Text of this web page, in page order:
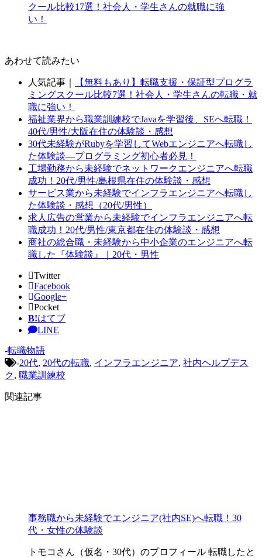
クール比較17選！社会人・学生さんの就職に強
い！
あわせて読みたい
人気記事｜
【無料もあり】転職支援・保証型プログラ
ミングスクール比較7選！社会人・学生さんの転職・就
職に強い！
福祉業界から職業訓練校でJavaを学習後、SEへ転職！
40代/男性/大阪在住の体験談・感想
30代未経験がRubyを学習してWebエンジニアへ転職し
た体験談―プログラミング初心者必見！
工場勤務から未経験でネットワークエンジニアへ転職
成功！20代/男性/島根県在住の体験談・感想
サービス業から未経験でインフラエンジニアへ転職し
た体験談・感想（20代/男性）
求人広告の営業から未経験でインフラエンジニアへ転
職成功！20代/男性/東京都在住の体験談・感想
商社の総合職・未経験から中小企業のエンジニアへ転
職した『体験談』｜20代・男性
Twitter
Facebook
Google+
Pocket
B!はてブ
LINE
-転職物語
-20代, 20代の転職, インフラエンジニア, 社内ヘルプデス
ク, 職業訓練校
関連記事
事務職から未経験でエンジニア(社内SE)へ転職！30
代・女性の体験談
トモコさん（仮名・30代）のプロフィール 転職したと